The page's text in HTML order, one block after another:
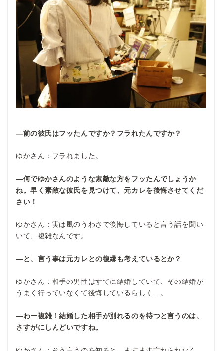
―前の彼氏はフッたんですか？フラれたんですか？
ゆかさん：フラれました。
―何でゆかさんのような素敵な方をフッたんでしょうか
ね。早く素敵な彼氏を見つけて、元カレを後悔させてくだ
さい！
ゆかさん：実は風のうわさで後悔していると言う話を聞い
いて、複雑なんです。
―と、言う事は元カレとの復縁も考えているとか？
ゆかさん：相手の男性はすでに結婚していて、その結婚が
うまく行っていなくて後悔しているらしく…。
―わー複雑！結婚した相手が別れるのを待つと言うのは、
さすがにしんどいですね。